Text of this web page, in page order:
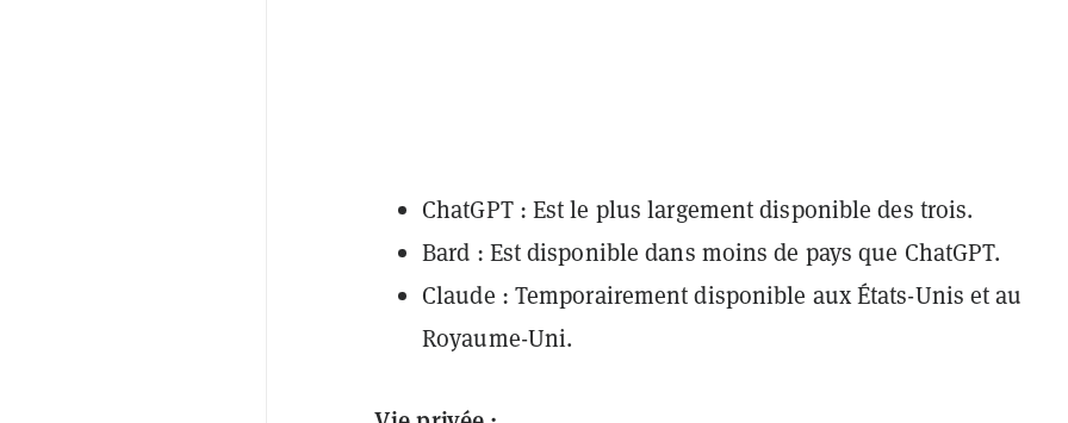
ChatGPT : Est le plus largement disponible des trois.
Bard : Est disponibledans moins de pays que ChatGPT.
Claude : Temporairement disponible auxÉtats-Unis et au
Royaume-Uni.